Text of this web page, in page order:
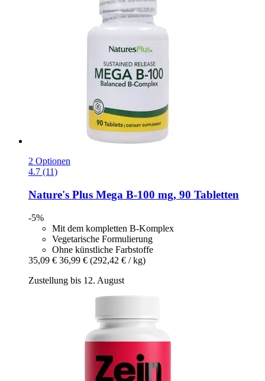
2 Optionen
4.7 (11)
Nature's Plus Mega B-​100 mg, 90 Tabletten
-5%
Mit dem kompletten B-Komplex
Vegetarische Formulierung
Ohne künstliche Farbstoffe
35,09 € 36,99 € (292,42 € / kg)
Zustellung bis 12. August